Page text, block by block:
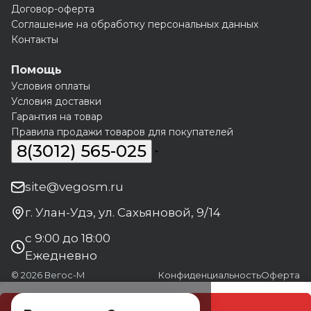
Договор-оферта
Соглашение на обработку персональных данных
Контакты
Помощь
Условия оплаты
Условия доставки
Гарантия на товар
Правила продажи товаров для покупателей
8(3012) 565-025
site@vegosm.ru
г. Улан-Удэ, ул. Сахьяновой, 9/14
с 9:00 до 18:00
Ежедневно
© 2026 Вегос-М КонфиденциальностьОферта